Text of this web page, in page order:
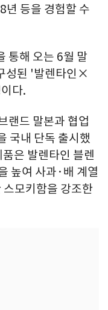
등을 경험할 수
통해 오는 6월 말
성된 '발렌타인×
다.
랜드 말본과 협업
국내 단독 출시했
은 발렌타인 블렌
높여 사과·배 계열
모키함을 강조한